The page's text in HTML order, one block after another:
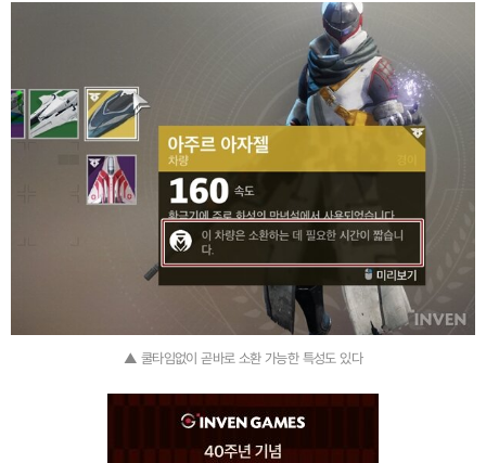
▲ 쿨타임없이 곧바로 소환 가능한 특성도 있다